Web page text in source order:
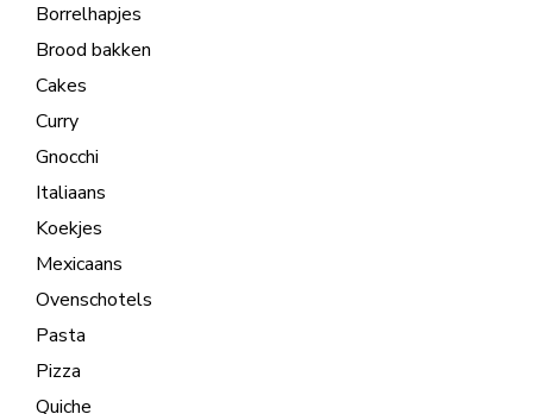
Borrelhapjes
Brood bakken
Cakes
Curry
Gnocchi
Italiaans
Koekjes
Mexicaans
Ovenschotels
Pasta
Pizza
Quiche